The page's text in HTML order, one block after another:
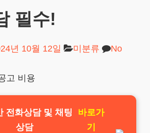
필수!
년 10월 12일 미분류
No
전화상담 및 채팅
상담
바로가
기